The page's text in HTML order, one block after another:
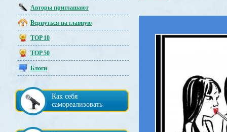
Авторы приглашают
Вернуться на главную
TOP 10
TOP 50
Блоги
Как себя
самореализовать